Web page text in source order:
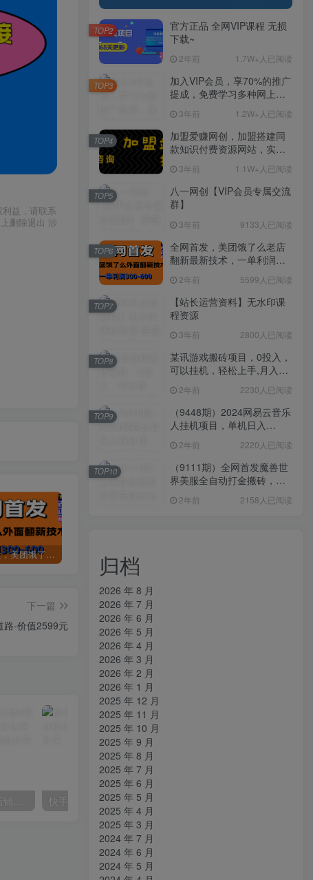
益，请联系
删除退出 涉
全网首发，美团饿了么老店翻新最新技术，一单利润300-600
下一篇
路-价值2599元
【阿里国际站】打造Top店铺&获得优质询盘客户，​95%的国际站讲师不会说的运营技巧
官方正品 全网VIP课程 无损
下载~
2年前 1.7W+人已阅读
TOP2
加入VIP会员，享70%的推广
提成，免费学习多种网上创
3年前 1.2W+人已阅读
TOP3
加盟爱赚网创，加盟搭建同
款知识付费资源网站，实现
3年前 1.1W+人已阅读
TOP4
八一网创【VIP会员专属交流
群】
3年前 9133人已阅读
TOP5
全网首发，美团饿了么老店
翻新最新技术，一单利润
2年前 5599人已阅读
TOP6
【站长运营资料】无水印课
程资源
3年前 2800人已阅读
TOP7
某讯游戏搬砖项目，0投入，
可以挂机，轻松上手,月入
2年前 2230人已阅读
TOP8
（9448期）2024网易云音乐
人挂机项目，单机日入
2年前 2220人已阅读
TOP9
（9111期）全网首发魔兽世
界美服全自动打金搬砖，日
姆级教学
2年前 2158人已阅读
TOP10
归档
2026 年 8 月
2026 年 7 月
2026 年 6 月
2026 年 5 月
2026 年 4 月
2026 年 3 月
2026 年 2 月
2026 年 1 月
2025 年 12 月
2025 年 11 月
2025 年 10 月
2025 年 9 月
2025 年 8 月
2025 年 7 月
2025 年 6 月
2025 年 5 月
2025 年 4 月
2025 年 3 月
2024 年 7 月
2024 年 6 月
2024 年 5 月